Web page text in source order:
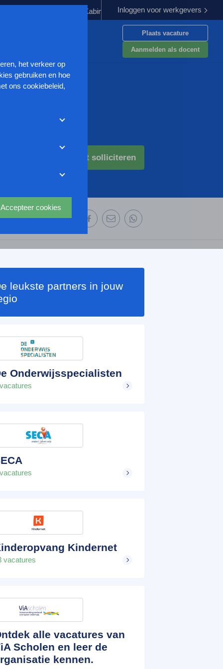
Kabinet werkt aan verbetering aanpak van geweld
Inloggen voor werkgevers
Plaats vacature
Aanmelden als docent
Direct solliciteren
deze vacature:
leukste partners in jouw
Onderwijsspecialisten
Kindernet
vacatures
alle vacatures van
Scholen en leer de
kennen.
het verkeer op
gebruiken en hoe
ons cookiebeleid,
zonder de
website aan te
uit waarmee onder
Accepteer cookies